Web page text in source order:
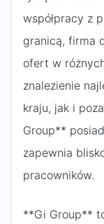
współpracy z
granicą, firma
ofert w
znalezienie
kraju, jak i
Group**
zapewnia
pracowników.
**Gi Group**